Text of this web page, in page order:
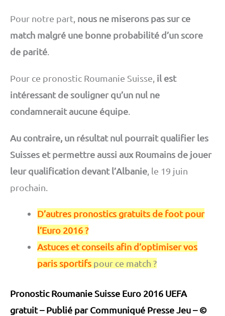
Pour notre part, nous ne miserons pas sur ce
match malgré une bonne probabilité d’un score
de parité
Pour ce pronostic Roumanie Suisse, il est
intéressant de souligner qu’un nul ne
condamnerait aucune équipe
Au contraire, un résultat nul pourrait qualifier les
Suisses et permettre aussi aux Roumains de jouer
leur qualification devant l’Albanie , le 19 juin
prochain.
D’autres pronostics gratuits de foot pour
l’Euro 2016 ?
Astuces et conseils afin d’optimiser vos
paris sportifs pour ce match ?
Pronostic Roumanie Suisse Euro 2016 UEFA
gratuit – Publié parCommuniqué Presse Jeu– ©